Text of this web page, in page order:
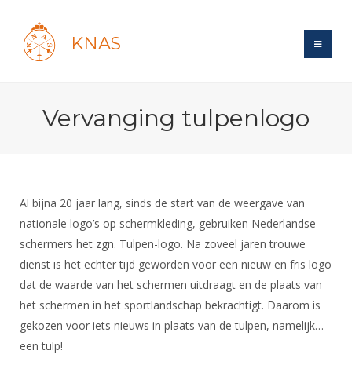
KNAS
Login
Forums
Maandelijks archief
Bond
Lidmaatschap
Tarieven
Reglementen
Sponsors en Partners
Introductie
Recreatiesport
Lichtzwaardschermen
Wedstrijdsport
Wat is topsport
NK's
Oranje
DBT
Informatie
Voor de jeugd
Spreekbeurtpakket
Ouders en vereniging
Jeugdkampen
Forums
Forums
Schermforum
Nieuws
Zoek Vereniging
Contact
Vervanging tulpenlogo
Al bijna 20 jaar lang, sinds de start van de weergave van
nationale logo’s op schermkleding, gebruiken Nederlandse
schermers het zgn. Tulpen-logo. Na zoveel jaren trouwe
dienst is het echter tijd geworden voor een nieuw en fris logo
dat de waarde van het schermen uitdraagt en de plaats van
het schermen in het sportlandschap bekrachtigt. Daarom is
gekozen voor iets nieuws in plaats van de tulpen, namelijk…
een tulp!